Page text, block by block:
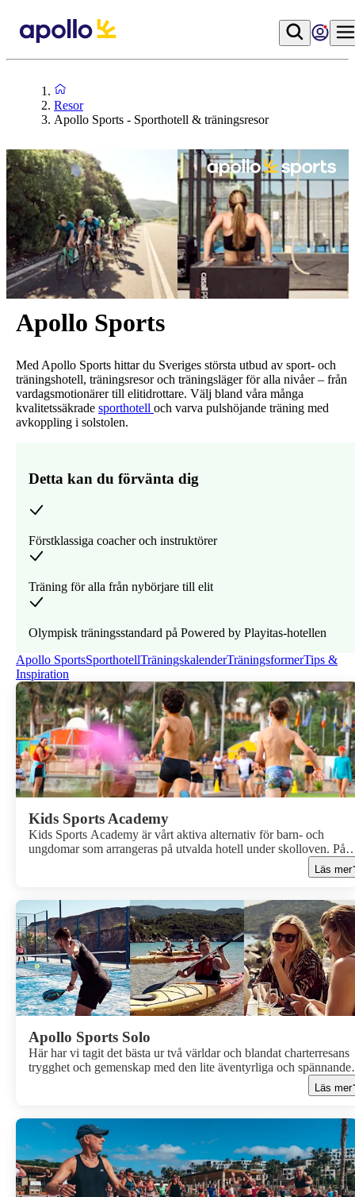
Resor
Apollo Sports - Sporthotell & träningsresor
Apollo Sports
Med Apollo Sports hittar du Sveriges största utbud av sport- och
träningshotell, träningsresor och träningsläger för alla nivåer – från
vardagsmotionärer till elitidrottare. Välj bland våra många
kvalitetssäkrade sporthotell och varva pulshöjande träning med
avkoppling i solstolen.
Detta kan du förvänta dig
Förstklassiga coacher och instruktörer
Träning för alla från nybörjare till elit
Olympisk träningsstandard på Powered by Playitas-hotellen
Apollo SportsSporthotellTräningskalenderTräningsformerTips &
Inspiration
Kids Sports Academy
Kids Sports Academy är vårt aktiva alternativ för barn- och
ungdomar som arrangeras på utvalda hotell under skolloven. På
Kids Sports Academy har vi skapat en plats där barnen kan
en mängd olika aktiviteter och upptäcka nya intressen. Genom
barnens utveckling och utlovar en kombination av svett, glädje
skratt. Vi vill som de flesta föräldrar att barnen skall aktiveras på
semestern.Under en Kids Sports Academy-vecka har barnen
möjlighet att prova på en mängd olika träningsformer, inklusive
fotboll, basket, tennis, och rugby. De kan även testa på mini-
triathlon och Aquathlon, en spännande kombination av löpning
simning.Vi ser fram emot att välkomna ditt barn till en
vecka fylld med lek, rörelse och lärande på Kids Sports
Läs mer
Apollo Sports Solo
Här har vi tagit det bästa ur två världar och blandat charterresans
trygghet och gemenskap med den lite äventyrliga och spännande
känslan av att ge sig iväg på egen hand. På dessa resor
nya resmål och hotell, åker på spännande utflykter och tränar
Läs mer